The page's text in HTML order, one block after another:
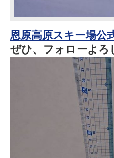
恩原高原スキー場公
ぜひ、フォローよろ